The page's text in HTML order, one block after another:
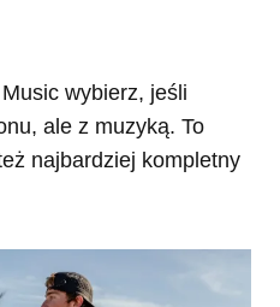
wybierz, jeśli
ale z muzyką. To
najbardziej kompletny